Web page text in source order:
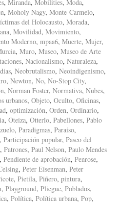
, Miranda, Mobilities, Moda,
, Moholy Nagy, Monte-Carmelo,
del Holocausto, Morada,
, Movilidad, Movimiento,
Moderno, mpaa6, Muerte, Mujer,
, Muro, Museo, Museo de Arte
, Nacionalismo, Naturaleza,
, Neobrutalismo, Neoindigenismo,
, Newton, No, No-Stop City,
, Norman Foster, Normativa, Nubes,
urbanos, Objeto, Oculto, Oficinas,
, optimización, Orden, Ordinario,
, Oteiza, Otterlo, Pabellones, Pablo
, Paradigmas, Paraíso,
, Participación popular, Paseo del
, Patrones, Paul Nelson, Paulo Mendes
, Pendiente de aprobación, Penrose,
, Peter Eisenman, Peter
, Pietila, Piñero, pintura,
, Playground, Pliegue, Poblados,
, Política, Política urbana, Pop,